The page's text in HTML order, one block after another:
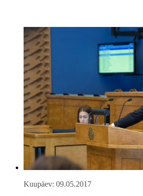
Kuupäev: 09.05.2017